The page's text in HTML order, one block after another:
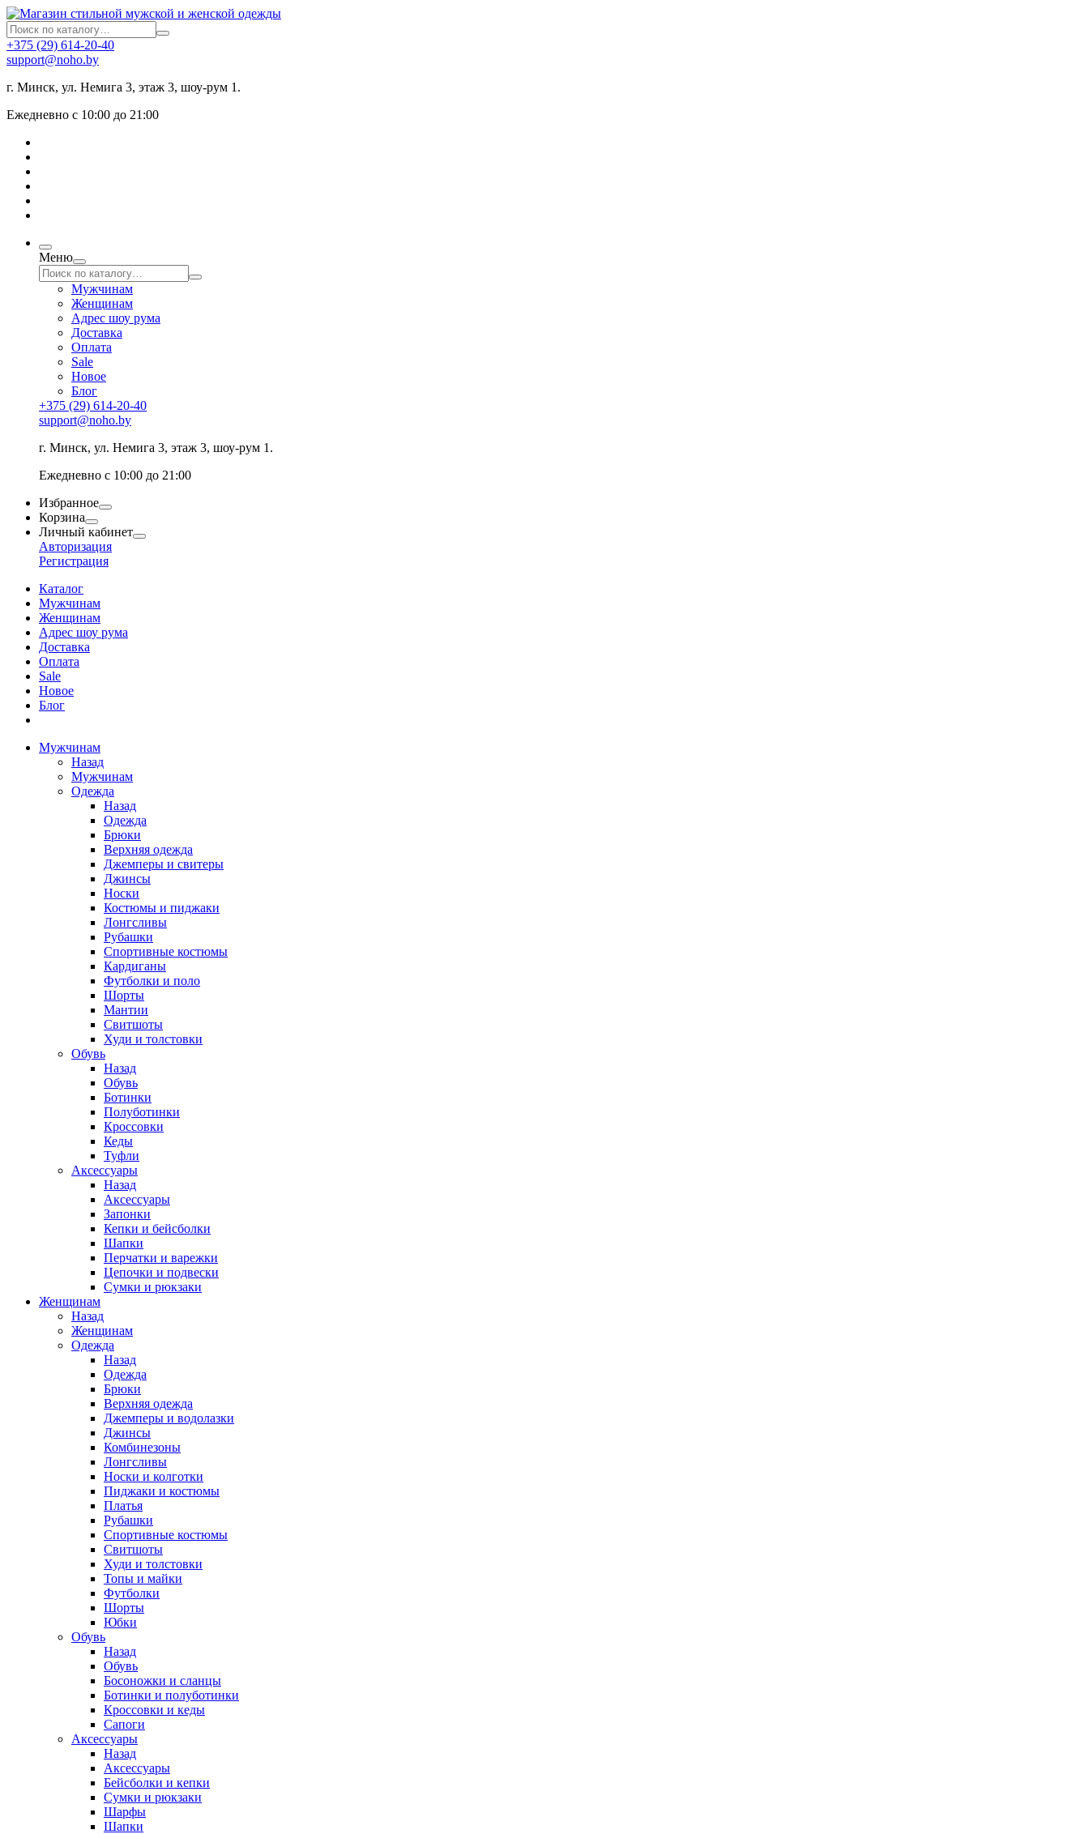
+375 (29) 614-20-40
support@noho.by
г. Минск, ул. Немига 3, этаж 3, шоу-рум 1.
Ежедневно с 10:00 до 21:00
Меню
Мужчинам
Женщинам
Адрес шоу рума
Доставка
Оплата
Sale
Новое
Блог
+375 (29) 614-20-40
support@noho.by
г. Минск, ул. Немига 3, этаж 3, шоу-рум 1.
Ежедневно с 10:00 до 21:00
Избранное
Корзина
Личный кабинет
Авторизация
Регистрация
Каталог
Мужчинам
Женщинам
Адрес шоу рума
Доставка
Оплата
Sale
Новое
Блог
Мужчинам
Назад
Мужчинам
Одежда
Назад
Одежда
Брюки
Верхняя одежда
Джемперы и свитеры
Джинсы
Носки
Костюмы и пиджаки
Лонгсливы
Рубашки
Спортивные костюмы
Кардиганы
Футболки и поло
Шорты
Мантии
Свитшоты
Худи и толстовки
Обувь
Назад
Обувь
Ботинки
Полуботинки
Кроссовки
Кеды
Туфли
Аксессуары
Назад
Аксессуары
Запонки
Кепки и бейсболки
Шапки
Перчатки и варежки
Цепочки и подвески
Сумки и рюкзаки
Женщинам
Назад
Женщинам
Одежда
Назад
Одежда
Брюки
Верхняя одежда
Джемперы и водолазки
Джинсы
Комбинезоны
Лонгсливы
Носки и колготки
Пиджаки и костюмы
Платья
Рубашки
Спортивные костюмы
Свитшоты
Худи и толстовки
Топы и майки
Футболки
Шорты
Юбки
Обувь
Назад
Обувь
Босоножки и сланцы
Ботинки и полуботинки
Кроссовки и кеды
Сапоги
Аксессуары
Назад
Аксессуары
Бейсболки и кепки
Сумки и рюкзаки
Шарфы
Шапки